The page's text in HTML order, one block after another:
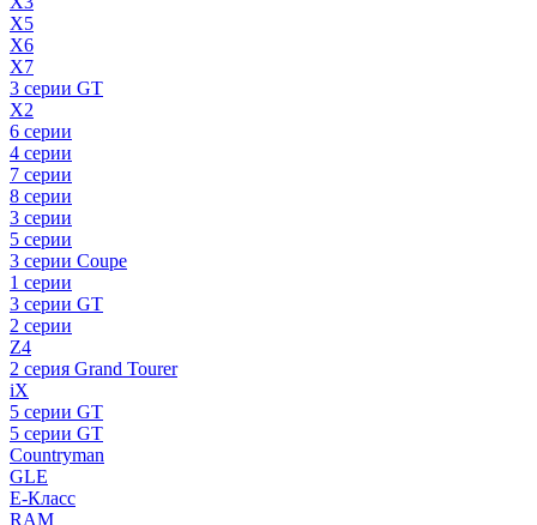
X5
X6
X7
3 серии GT
X2
6 серии
4 серии
7 серии
8 серии
3 серии
5 серии
3 серии Coupe
1 серии
3 серии GT
2 серии
Z4
2 серия Grand Tourer
iX
5 серии GT
5 серии GT
Countryman
GLE
E-Класс
RAM